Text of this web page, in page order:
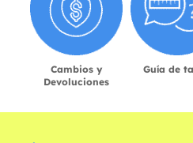
Cambios y
Devoluciones
Guía de